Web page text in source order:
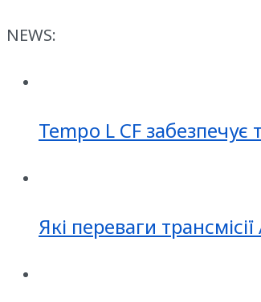
NEWS:
Tempo L CF
Які переваги